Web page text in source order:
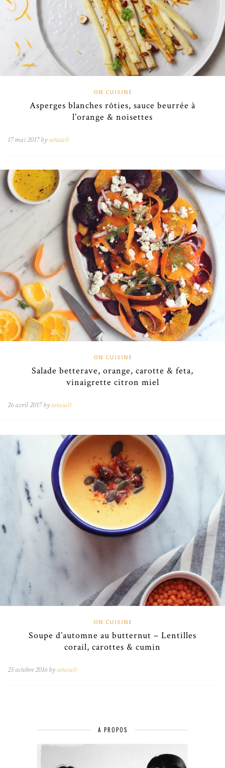
ON CUISINE
Asperges blanches rôties, sauce beurrée à
l’orange & noisettes
17 mai 2017 bysotasalt
ON CUISINE
Salade betterave, orange, carotte & feta,
vinaigrette citron miel
26 avril 2017 bysotasalt
ON CUISINE
Soupe d’automne au butternut – Lentilles
corail, carottes & cumin
25 octobre 2016 bysotasalt
A PROPOS